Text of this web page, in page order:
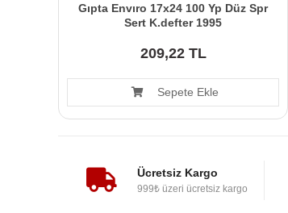
Gıpta Envıro 17x24 100 Yp Düz Spr
Sert K.defter 1995
209,22 TL
Sepete Ekle
Ücretsiz Kargo
999₺ üzeri ücretsiz kargo